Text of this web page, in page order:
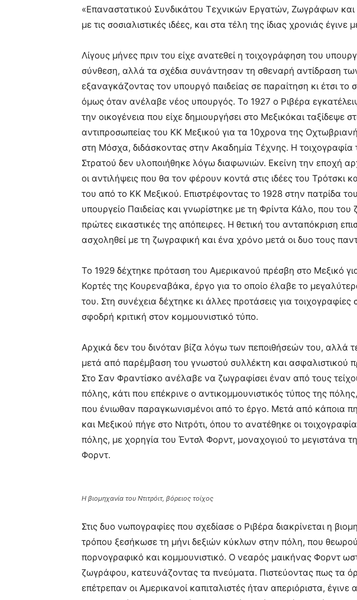
«Επαναστατικού Συνδικάτου Τεχνικών Εργατών, Ζωγράφων
με τις σοσιαλιστικές ιδέες, και στα τέλη της ίδιας χρονιάς
Λίγους μήνες πριν του είχε ανατεθεί η τοιχογράφηση του
σύνθεση, αλλά τα σχέδια συνάντησαν τη σθεναρή αντίδραση
εξαναγκάζοντας τον υπουργό παιδείας σε παραίτηση κι έτσι το
όμως όταν ανέλαβε νέος υπουργός. Το 1927 ο Ριβέρα
την οικογένεια που είχε δημιουργήσει στο Μεξικόκαι ταξίδεψε
αντιπροσωπείας του ΚΚ Μεξικού για τα 10χρονα της
στη Μόσχα, διδάσκοντας στην Ακαδημία Τέχνης. Η τοιχογραφία
Στρατού δεν υλοποιήθηκε λόγω διαφωνιών. Εκείνη την εποχή
οι αντιλήψεις που θα τον φέρουν κοντά στις ιδέες του Τρότσκι
του από το ΚΚ Μεξικού. Επιστρέφοντας το 1928 στην πατρίδα
υπουργείο Παιδείας και γνωρίστηκε με τη Φρίντα Κάλο, που του
πρώτες εικαστικές της απόπειρες. Η θετική του ανταπόκριση
ασχοληθεί με τη ζωγραφική και ένα χρόνο μετά οι δυο τους
Το 1929 δέχτηκε πρόταση του Αμερικανού πρέσβη στο Μεξικό
Κορτές της Κουρεναβάκα, έργο για το οποίο έλαβε το
του. Στη συνέχεια δέχτηκε κι άλλες προτάσεις για
σφοδρή κριτική στον κομμουνιστικό τύπο.
Αρχικά δεν του δινόταν βίζα λόγω των πεποιθήσεών του, αλλά
μετά από παρέμβαση του γνωστού συλλέκτη και ασφαλιστικού
Στο Σαν Φραντίσκο ανέλαβε να ζωγραφίσει έναν από τους
πόλης, κάτι που επέκρινε ο αντικομμουνιστικός τύπος της
που ένιωθαν παραγκωνισμένοι από το έργο. Μετά από κάποια
και Μεξικού πήγε στο Νιτρότι, όπου το ανατέθηκε οι
πόλης, με χορηγία του Έντσλ Φορντ, μοναχογιού το μεγιστάνα
Φορντ.
Η βιομηχανία του Ντιτρόιτ, βόρειος τοίχος
Στις δυο νωπογραφίες που σχεδίασε ο Ριβέρα διακρίνεται η
τρόπου ξεσήκωσε τη μήνι δεξιών κύκλων στην πόλη, που
πορνογραφικό και κομμουνιστικό. Ο νεαρός μαικήνας Φορντ
ζωγράφου, κατευνάζοντας τα πνεύματα. Πιστεύοντας πως τα
επέτρεπαν οι Αμερικανοί καπιταλιστές ήταν απεριόριστα,